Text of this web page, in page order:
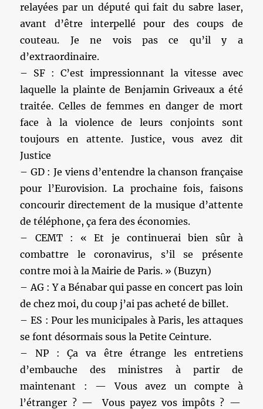
relayées par un député qui fait du sabre laser,
avant d’être interpellé pour des coups de
couteau. Je ne vois pas ce qu’il y a
d’extraordinaire.
– SF : C’est impressionnant la vitesse avec
laquelle la plainte de Benjamin Griveaux a été
traitée. Celles de femmes en danger de mort
face à la violence de leurs conjoints sont
toujours en attente. Justice, vous avez dit
Justice
– GD : Je viens d’entendre la chanson française
pour l’Eurovision. La prochaine fois, faisons
concourir directement de la musique d’attente
de téléphone, ça fera des économies.
– CEMT : « Et je continuerai bien sûr à
combattre le coronavirus, s’il se présente
contre moi à la Mairie de Paris. » (Buzyn)
– AG : Y a Bénabar qui passe en concert pas loin
de chez moi, du coup j’ai pas acheté de billet.
– ES : Pour les municipales à Paris, les attaques
se font désormais sous la Petite Ceinture.
– NP : Ça va être étrange les entretiens
d’embauche des ministres à partir de
maintenant : — Vous avez un compte à
l’étranger ? — Vous payez vos impôts ? —